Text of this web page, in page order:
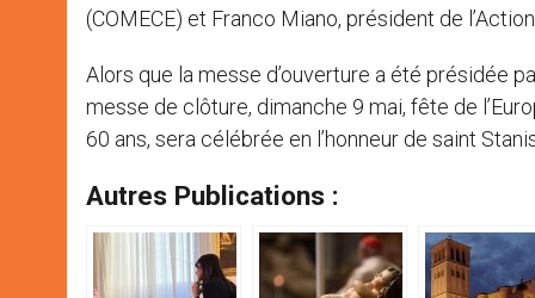
(COMECE) et Franco Miano, président de
Alors que la messe d’ouverture a été présidée
messe de clôture, dimanche 9 mai, fête de
60 ans, sera célébrée en l’honneur de saint
Autres Publications :